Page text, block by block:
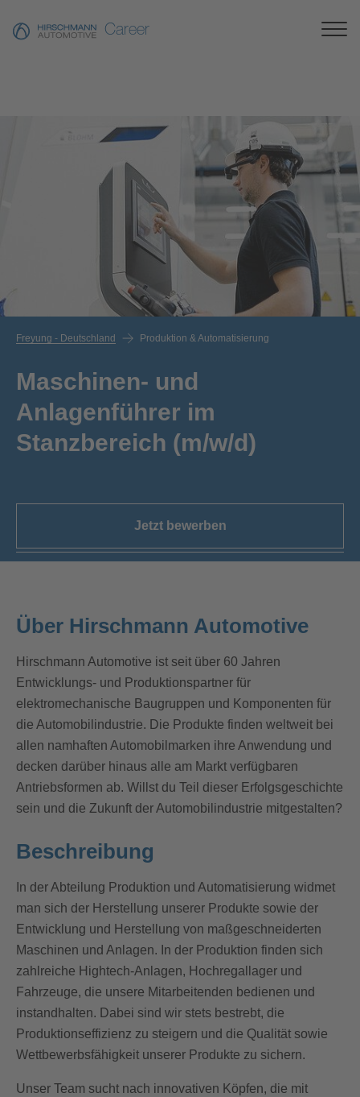
Career
Freyung - Deutschland Produktion & Automatisierung
Maschinen- und
Anlagenführer im
Stanzbereich (m/w/d)
Jetzt bewerben
Über Hirschmann Automotive
Hirschmann Automotive ist seit über 60 Jahren
Entwicklungs- und Produktionspartner für
elektromechanische Baugruppen und Komponenten für
die Automobilindustrie. Die Produkte finden weltweit bei
allen namhaften Automobilmarken ihre Anwendung und
decken darüber hinaus alle am Markt verfügbaren
Antriebsformen ab. Willst du Teil dieser Erfolgsgeschichte
sein und die Zukunft der Automobilindustrie mitgestalten?
Beschreibung
In der Abteilung Produktion und Automatisierung widmet
man sich der Herstellung unserer Produkte sowie der
Entwicklung und Herstellung von maßgeschneiderten
Maschinen und Anlagen. In der Produktion finden sich
zahlreiche Hightech-Anlagen, Hochregallager und
Fahrzeuge, die unsere Mitarbeitenden bedienen und
instandhalten. Dabei sind wir stets bestrebt, die
Produktionseffizienz zu steigern und die Qualität sowie
Wettbewerbsfähigkeit unserer Produkte zu sichern.
Unser Team sucht nach innovativen Köpfen, die mit